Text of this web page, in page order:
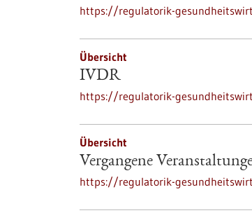
https://regulatorik-
Übersicht
IVDR
https://regulatorik-
Übersicht
Vergangene
https://regulatorik-